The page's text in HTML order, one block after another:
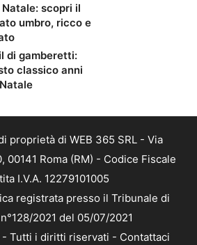
scopri il
umbro, ricco e
di gamberetti:
classico anni
proprietà di WEB 365 SRL - Via
00141 Roma (RM) - Codice Fiscale
I.V.A. 12279101005
registrata presso il Tribunale di
2021 del 05/07/2021
Tutti i diritti riservati - Contattaci